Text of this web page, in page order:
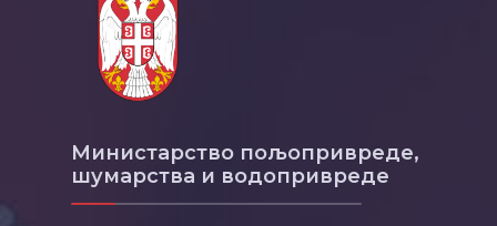
Министарство пољопривреде,
шумарства и водопривреде